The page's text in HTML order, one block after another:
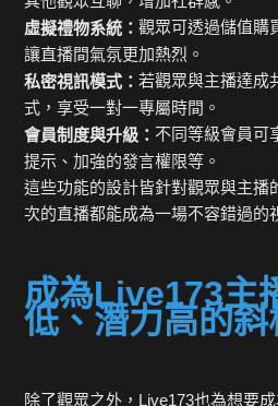
虛擬禮物系統：觀眾可透過儲值購
讓直播間氣氛更加熱烈。
私密視訊模式：若觀眾與主播達成
式，享受一對一專屬時間。
會員制度與升級：不同等級會員可
提示、加強的發言權限等。
這些功能的設計皆針對觀眾與主播
次的直播都能成為一場不容錯過的
成為Live173主
低、潛力高的
除了觀眾之外，Live173也為想要